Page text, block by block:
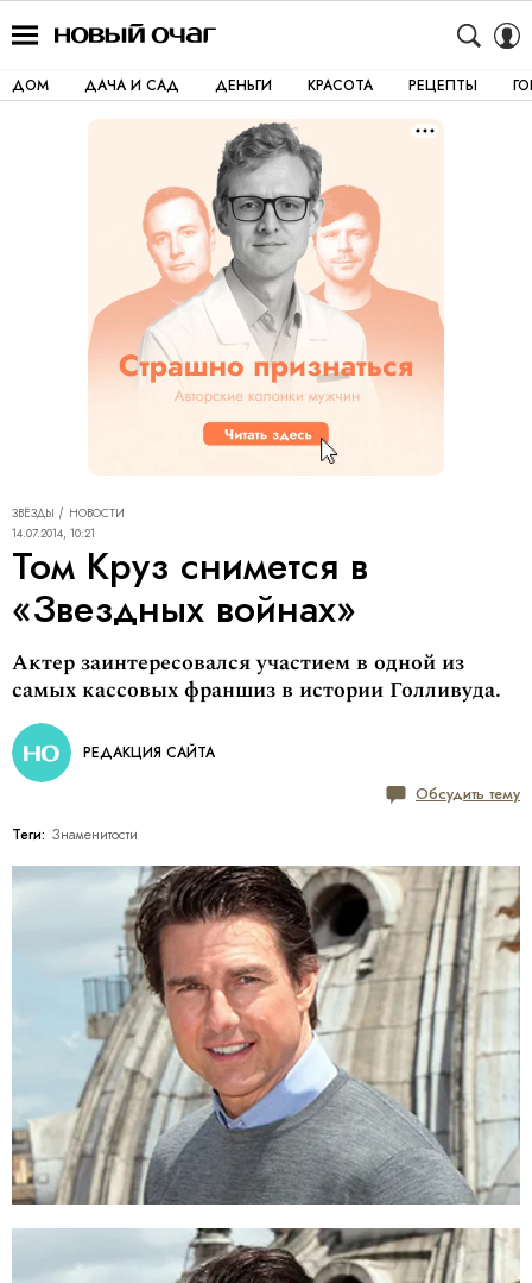
ДОМ ДАЧА И САД ДЕНЬГИ КРАСОТА РЕЦЕПТЫ
ЗВЁЗДЫ
НОВОСТИ
14.07.2014, 10:21
Том Круз снимется в
«Звездных войнах»
Актер заинтересовался участием в одной из
самых кассовых франшиз в истории Голливуда.
РЕДАКЦИЯ САЙТА
Обсудить тему
Теги: Знаменитости